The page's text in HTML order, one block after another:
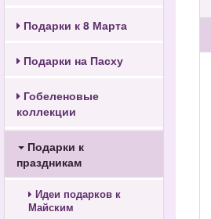
Подарки к 8 Марта
Подарки на Пасху
Гобеленовые
коллекции
Подарки к
праздникам
Идеи подарков к
Майским